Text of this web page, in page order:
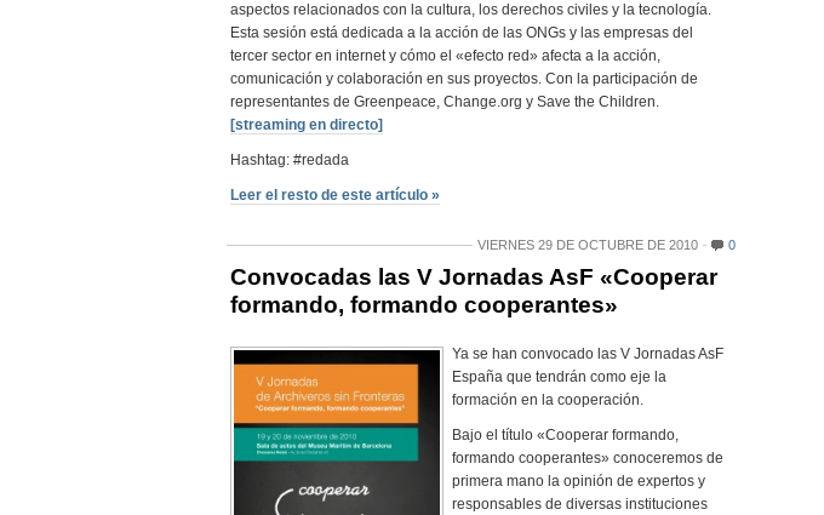
aspectos relacionados con la cultura, los derechos civiles y la tecnología.
Esta sesión está dedicada a la acción de las ONGs y las empresas del
tercer sector en internet y cómo el «efecto red» afecta a la acción,
comunicación y colaboración en sus proyectos. Con la participación de
representantes de Greenpeace, Change.org y Save the Children.
[streaming en directo]
Hashtag: #redada
Leer el resto de este artículo »
VIERNES 29 DE OCTUBRE DE 2010 0
Convocadas las V Jornadas AsF «Cooperar
formando, formando cooperantes»
Ya se han convocado las V Jornadas AsF
España que tendrán como eje la
formación en la cooperación.
Bajo el título «Cooperar formando,
formando cooperantes» conoceremos de
primera mano la opinión de expertos y
responsables de diversas instituciones